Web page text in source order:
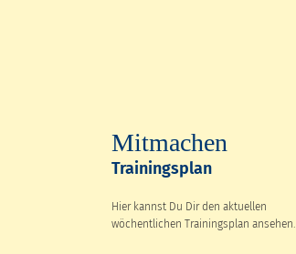
Mitmachen
Trainingsplan
Hier kannst Du Dir den aktuellen
wöchentlichen Trainingsplan ansehen.